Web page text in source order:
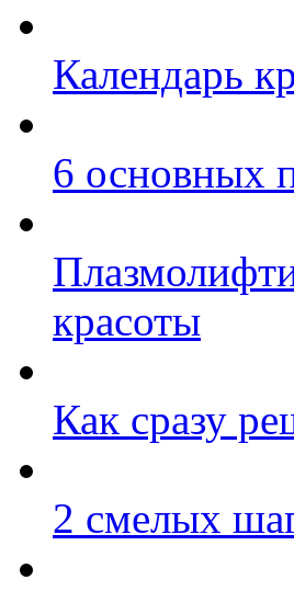
Календарь
6 основных
красоты
Как сразу
2 смелых